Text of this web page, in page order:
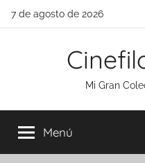
Saltar
7 de agosto de 2026
Mi Gran
Menú